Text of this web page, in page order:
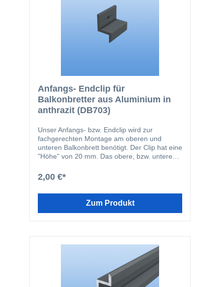
Anfangs- Endclip für
Balkonbretter aus Aluminium in
anthrazit (DB703)
Unser Anfangs- bzw. Endclip wird zur
fachgerechten Montage am oberen und
unteren Balkonbrett benötigt. Der Clip hat eine
"Höhe" von 20 mm. Das obere, bzw. untere
von der Oberkante bzw. Unterkante der
Konstruktion angebracht werden, da der Clip
des Clips beträgt 30 mm.
2,00 €*
Zum Produkt